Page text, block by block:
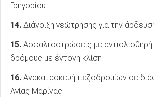
Γρηγορίου
14. Διάνοιξη γεώτρησης για την
15. Ασφαλτοστρώσεις με
δρόμους με έντονη κλίση
16. Ανακατασκευή πεζοδρομίων σε
Αγίας Μαρίνας